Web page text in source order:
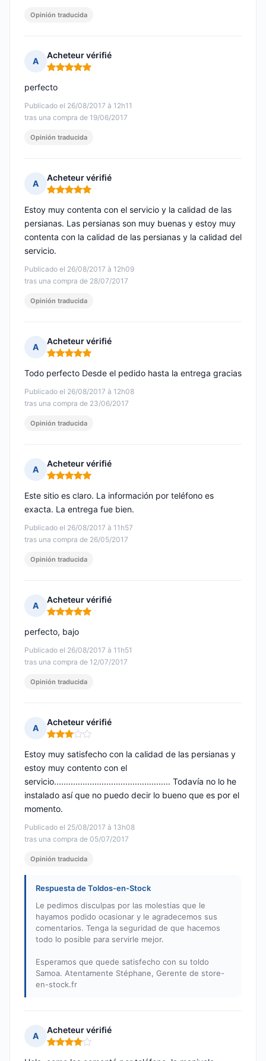
Opinión traducida
A
Acheteur vérifié
Nota: 5 de 5
Publicado el 26/08/2017 à 12h11
tras una compra de 19/06/2017
perfecto
Opinión traducida
A
Acheteur vérifié
Nota: 5 de 5
Publicado el 26/08/2017 à 12h09
tras una compra de 28/07/2017
Estoy muy contenta con el servicio y la calidad de las
persianas. Las persianas son muy buenas y estoy muy
contenta con la calidad de las persianas y la calidad del
servicio.
Opinión traducida
A
Acheteur vérifié
Nota: 5 de 5
Publicado el 26/08/2017 à 12h08
tras una compra de 23/06/2017
Todo perfecto Desde el pedido hasta la entrega gracias
Opinión traducida
A
Acheteur vérifié
Nota: 5 de 5
Publicado el 26/08/2017 à 11h57
tras una compra de 26/05/2017
Este sitio es claro. La información por teléfono es
exacta. La entrega fue bien.
Opinión traducida
A
Acheteur vérifié
Nota: 5 de 5
Publicado el 26/08/2017 à 11h51
tras una compra de 12/07/2017
perfecto, bajo
Opinión traducida
A
Acheteur vérifié
Nota: 3 de 5
Publicado el 25/08/2017 à 13h08
tras una compra de 05/07/2017
Estoy muy satisfecho con la calidad de las persianas y
estoy muy contento con el
servicio................................................. Todavía no lo he
instalado así que no puedo decir lo bueno que es por el
momento.
Opinión traducida
Respuesta de Toldos-en-Stock
Le pedimos disculpas por las molestias que le
hayamos podido ocasionar y le agradecemos sus
comentarios. Tenga la seguridad de que hacemos
todo lo posible para servirle mejor.
Esperamos que quede satisfecho con su toldo
Samoa. Atentamente Stéphane, Gerente de store-
en-stock.fr
A
Acheteur vérifié
Nota: 4 de 5